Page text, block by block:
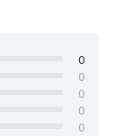
0
0
0
0
0